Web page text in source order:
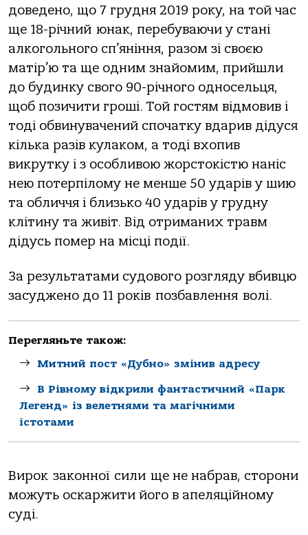
доведено, що 7 грудня 2019 року, на той час
ще 18-річний юнак, перебуваючи у стані
алкогольного сп’яніння, разом зі своєю
матір’ю та ще одним знайомим, прийшли
до будинку свого 90-річного односельця,
щоб позичити гроші. Той гостям відмовив і
тоді обвинувачений спочатку вдарив дідуся
кілька разів кулаком, а тоді вхопив
викрутку і з особливою жорстокістю наніс
нею потерпілому не менше 50 ударів у шию
та обличчя і близько 40 ударів у грудну
клітину та живіт. Від отриманих травм
дідусь помер на місці події.
За результатами судового розгляду вбивцю
засуджено до 11 років позбавлення волі.
Перегляньте також:
Митний пост «Дубно» змінив адресу
В Рівному відкрили фантастичний «Парк
Легенд» із велетнями та магічними
істотами
Вирок законної сили ще не набрав, сторони
можуть оскаржити його в апеляційному
суді.